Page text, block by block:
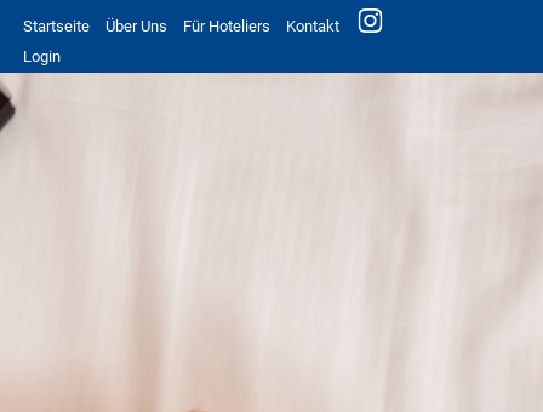
Startseite Über Uns Für Hoteliers
Kontakt
Login